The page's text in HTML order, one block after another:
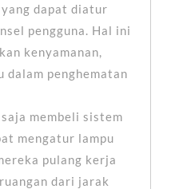
dapat diatur
pengguna. Hal ini
kenyamanan,
dalam penghematan
membeli sistem
mengatur lampu
pulang kerja
dari jarak